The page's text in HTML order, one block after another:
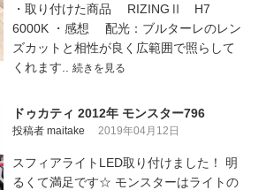
・取り付けた商品 RIZINGⅡ H7
6000K ・感想 配光：ブルターレのレン
ズカットと相性が良く広範囲で照らして
くれます.. 続きを見る
ドゥカティ 2012年 モンスター796
投稿者 maitake 2019年04月12日
スフィアライトLED取り付けました！ 明
るくて満足です☆ モンスターはライトの